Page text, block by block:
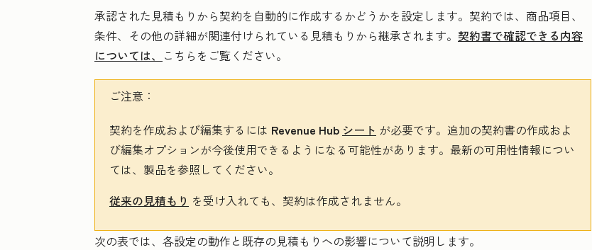
承認された見積もりから契約を自動的に作成するかどうかを設定します。契約では、商品項目、
条件、その他の詳細が関連付けられている見積もりから継承されます。 契約書で確認できる内容
については、 こちらをご覧ください。
ご注意：
契約を作成および編集するには Revenue Hub シート が必要です。追加の契約書の作成およ
び編集オプションが今後使用できるようになる可能性があります。最新の可用性情報につい
ては、製品を参照してください。
従来の見積もり を受け入れても、契約は作成されません。
次の表では、各設定の動作と既存の見積もりへの影響について説明します。